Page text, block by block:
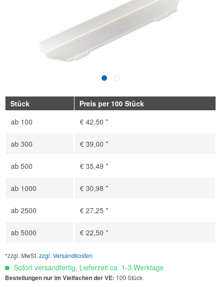
Stück
Preis per 100 Stück
ab 100 € 42,50 *
ab 300 € 39,00 *
ab 500 € 35,49 *
ab 1000 € 30,98 *
ab 2500 € 27,25 *
ab 5000 € 22,50 *
*zzgl. MwSt. zzgl. Versandkosten
Sofort versandfertig, Lieferzeit ca. 1-3 Werktage
Bestellungen nur im Vielfachen der VE: 100 Stück